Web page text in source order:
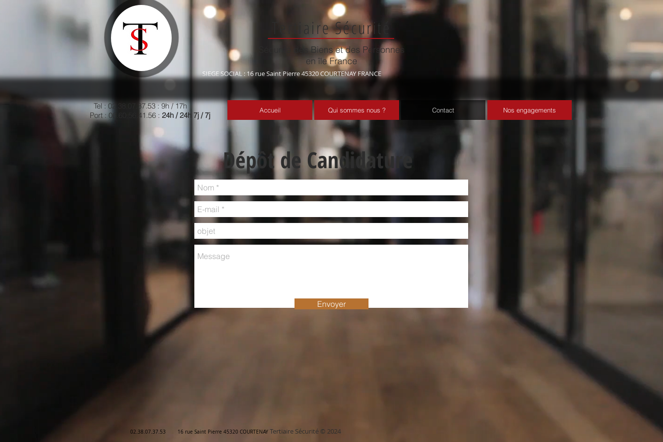
TertiaireSécurité
Sécurité des Biens et des Personnes
en île France
SIEGE SOCIAL : 16 rue Saint Pierre 45320 COURTENAY FRANCE
Accueil Qui sommes nous ? Contact Nos engagements
Tel : 02.38.07.37.53 : 9h / 17h
Port : 06.60.56.41.56 : 24h / 24h 7j / 7j
Dépôt de Candidature
Envoyer
02.38.07.37.53 16 rue Saint Pierre 45320 COURTENAY Tertiaire Sécurité © 2024